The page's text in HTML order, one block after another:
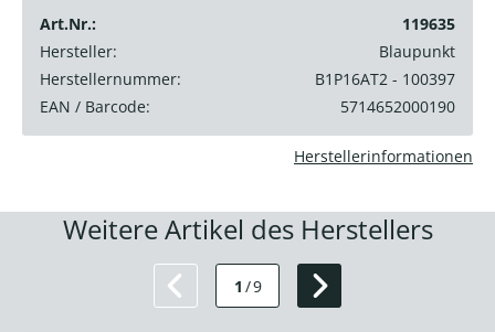
Art.Nr.:
119635
Hersteller:
Blaupunkt
Herstellernummer:
B1P16AT2 - 100397
EAN / Barcode:
5714652000190
Herstellerinformationen
Weitere Artikel des Herstellers
1 /9